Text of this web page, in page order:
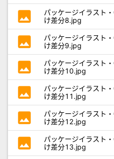
photo
パッケージイラスト
け差分8.jpg
photo
パッケージイラスト
け差分9.jpg
photo
パッケージイラスト
け差分10.jpg
photo
パッケージイラスト
け差分11.jpg
photo
パッケージイラスト
け差分12.jpg
photo
パッケージイラスト
け差分13.jpg